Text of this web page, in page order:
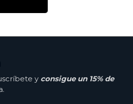
y consigue un 15% de